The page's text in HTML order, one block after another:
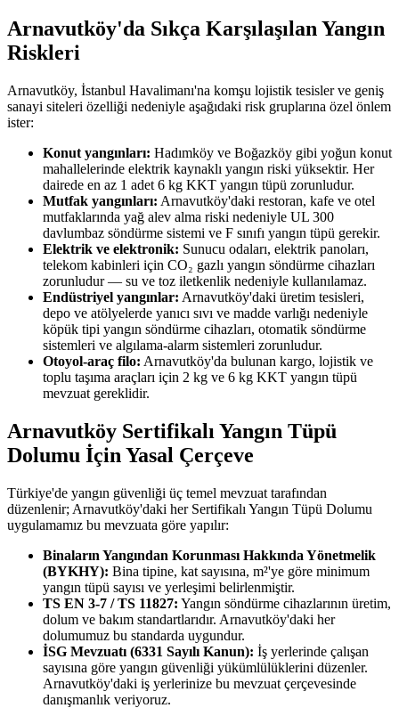
Arnavutköy'da Sıkça Karşılaşılan Yangın
Riskleri
Arnavutköy, İstanbul Havalimanı'na komşu lojistik tesisler ve geniş
sanayi siteleri özelliği nedeniyle aşağıdaki risk gruplarına özel önlem
ister:
Konut yangınları: Hadımköy ve Boğazköy gibi yoğun konut
mahallelerinde elektrik kaynaklı yangın riski yüksektir. Her
dairede en az 1 adet 6 kg KKT yangın tüpü zorunludur.
Mutfak yangınları: Arnavutköy'daki restoran, kafe ve otel
mutfaklarında yağ alev alma riski nedeniyle UL 300
davlumbaz söndürme sistemi ve F sınıfı yangın tüpü gerekir.
Elektrik ve elektronik: Sunucu odaları, elektrik panoları,
telekom kabinleri için CO₂ gazlı yangın söndürme cihazları
zorunludur — su ve toz iletkenlik nedeniyle kullanılamaz.
Endüstriyel yangınlar: Arnavutköy'daki üretim tesisleri,
depo ve atölyelerde yanıcı sıvı ve madde varlığı nedeniyle
köpük tipi yangın söndürme cihazları, otomatik söndürme
sistemleri ve algılama-alarm sistemleri zorunludur.
Otoyol-araç filo: Arnavutköy'da bulunan kargo, lojistik ve
toplu taşıma araçları için 2 kg ve 6 kg KKT yangın tüpü
mevzuat gereklidir.
Arnavutköy Sertifikalı Yangın Tüpü
Dolumu İçin Yasal Çerçeve
Türkiye'de yangın güvenliği üç temel mevzuat tarafından
düzenlenir; Arnavutköy'daki her Sertifikalı Yangın Tüpü Dolumu
uygulamamız bu mevzuata göre yapılır:
Binaların Yangından Korunması Hakkında Yönetmelik
(BYKHY): Bina tipine, kat sayısına, m²'ye göre minimum
yangın tüpü sayısı ve yerleşimi belirlenmiştir.
TS EN 3-7 / TS 11827: Yangın söndürme cihazlarının üretim,
dolum ve bakım standartlarıdır. Arnavutköy'daki her
dolumumuz bu standarda uygundur.
İSG Mevzuatı (6331 Sayılı Kanun): İş yerlerinde çalışan
sayısına göre yangın güvenliği yükümlülüklerini düzenler.
Arnavutköy'daki iş yerlerinize bu mevzuat çerçevesinde
danışmanlık veriyoruz.